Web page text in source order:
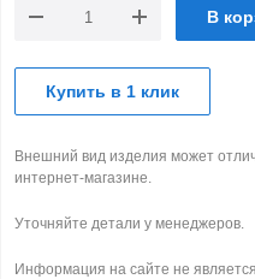
В
Купить в 1 клик
Внешний вид изделия может
интернет-магазине.
Уточняйте детали у менеджеров.
Информация на сайте не